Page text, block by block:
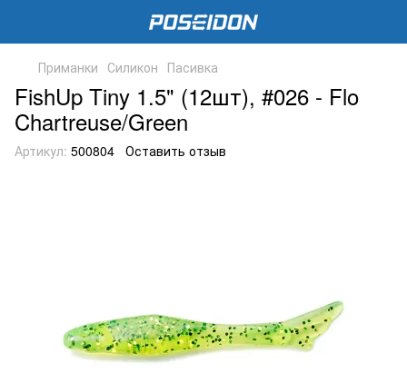
Приманки Силикон Пасивка
FishUp Tiny 1.5" (12шт), #026 - Flo
Chartreuse/Green
Артикул: 500804 Оставить отзыв